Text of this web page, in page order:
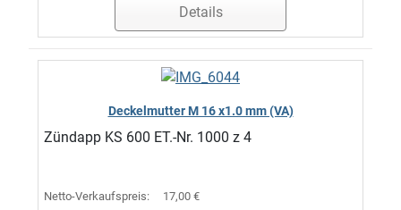
Details
Deckelmutter M 16 x1.0 mm (VA)
Zündapp KS 600 ET.-Nr. 1000 z 4
Netto-Verkaufspreis: 17,00 €